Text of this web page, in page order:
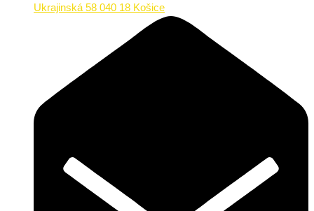
Ukrajinská 58 040 18 Košice